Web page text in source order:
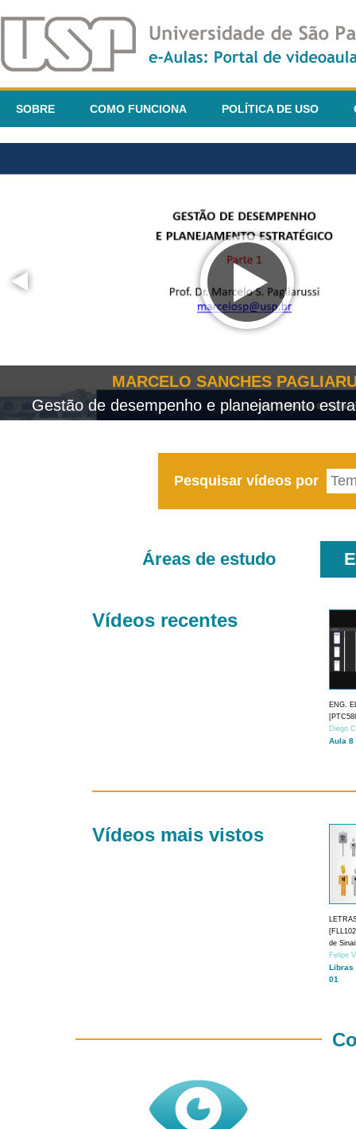
SOBRE COMO FUNCIONA POLÍTICA DE USO
MARCELO SANCHES
Gestão de desempenho e planejamento
Pesquisar vídeos por
Áreas de estudo
Vídeos recentes
ENG.
Diego
Aula 8
Vídeos mais vistos
de
Felipe
Libras
01